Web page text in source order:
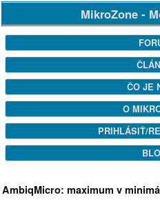
MikroZone -
ČO JE
O
PRIHLÁSIŤ/
AmbiqMicro: maximum v